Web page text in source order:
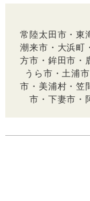
常陸太田市・東
潮来市・大浜町
方市・鉾田市・
うら市・土浦
市・美浦村・笠
市・下妻市・